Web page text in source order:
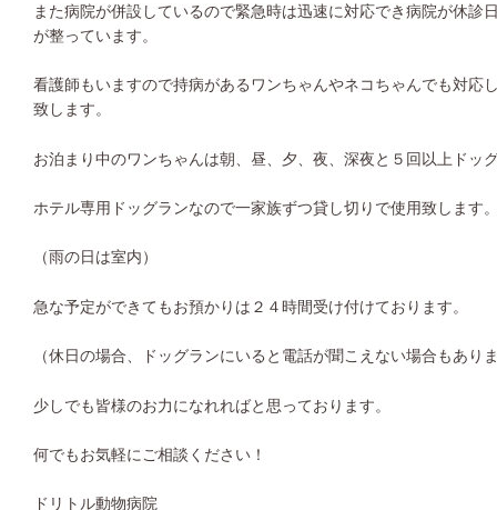
また病院が併設しているので緊急時は迅速に対応でき病院が休診
が整っています。
看護師もいますので持病があるワンちゃんやネコちゃんでも対応
致します。
お泊まり中のワンちゃんは朝、昼、夕、夜、深夜と５回以上ドッ
ホテル専用ドッグランなので一家族ずつ貸し切りで使用致します
（雨の日は室内）
急な予定ができてもお預かりは２４時間受け付けております。
（休日の場合、ドッグランにいると電話が聞こえない場合もあり
少しでも皆様のお力になれればと思っております。
何でもお気軽にご相談ください！
ドリトル動物病院